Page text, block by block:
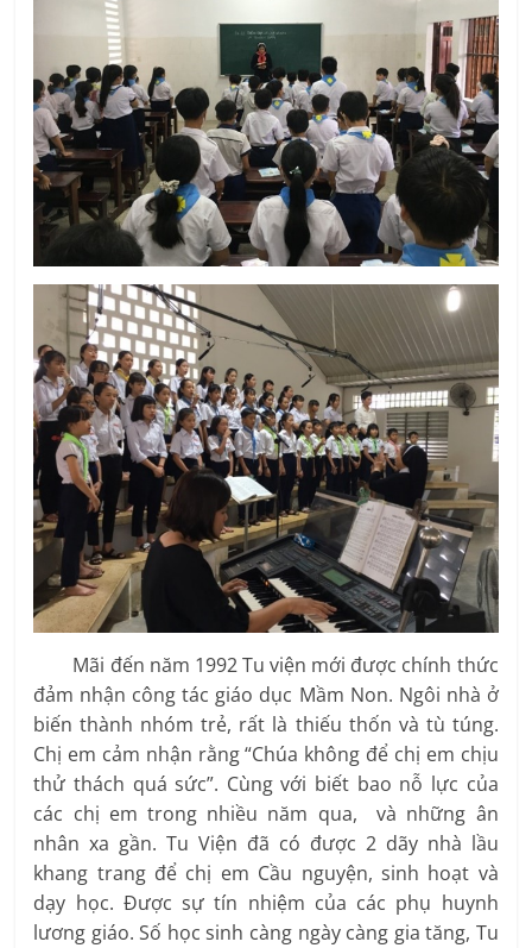
Mãi đến năm 1992 Tu viện mới được chính thức
đảm nhận công tác giáo dục Mầm Non. Ngôi nhà ở
biến thành nhóm trẻ, rất là thiếu thốn và tù túng.
Chị em cảm nhận rằng “Chúa không để chị em chịu
thử thách quá sức”. Cùng với biết bao nỗ lực của
các chị em trong nhiều năm qua, và những ân
nhân xa gần. Tu Viện đã có được 2 dãy nhà lầu
khang trang để chị em Cầu nguyện, sinh hoạt và
dạy học. Được sự tín nhiệm của các phụ huynh
lương giáo. Số học sinh càng ngày càng gia tăng, Tu